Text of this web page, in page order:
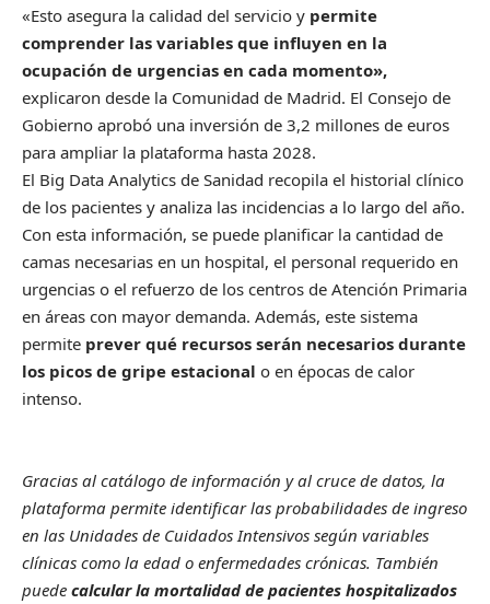
«Esto asegura la calidad del servicio y permite
comprender las variables que influyen en la
ocupación de urgencias en cada momento»,
explicaron desde la Comunidad de Madrid. El Consejo de
Gobierno aprobó una inversión de 3,2 millones de euros
para ampliar la plataforma hasta 2028.
El Big Data Analytics de Sanidad recopila el historial clínico
de los pacientes y analiza las incidencias a lo largo del año.
Con esta información, se puede planificar la cantidad de
camas necesarias en un hospital, el personal requerido en
urgencias o el refuerzo de los centros de Atención Primaria
en áreas con mayor demanda. Además, este sistema
permite prever qué recursos serán necesarios durante
los picos de gripe estacional o en épocas de calor
intenso.
Gracias al catálogo de información y al cruce de datos, la
plataforma permite identificar las probabilidades de ingreso
en las Unidades de Cuidados Intensivos según variables
clínicas como la edad o enfermedades crónicas. También
puede calcular la mortalidad de pacientes hospitalizados